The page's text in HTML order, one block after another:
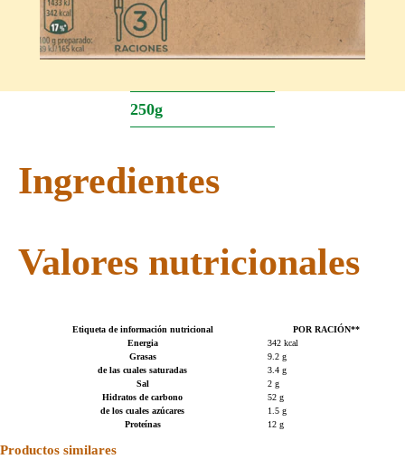
250g
Ingredientes
Valores nutricionales
Etiqueta de información nutricional
POR RACIÓN**
Energia
342 kcal
Grasas
9.2 g
de las cuales saturadas
3.4 g
Sal
2 g
Hidratos de carbono
52 g
de los cuales azúcares
1.5 g
Proteínas
12 g
Productos similares